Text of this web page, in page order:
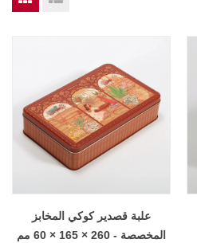
علبة قصدير كوكي المخابز
المخصصة - 260 × 165 × 60 مم